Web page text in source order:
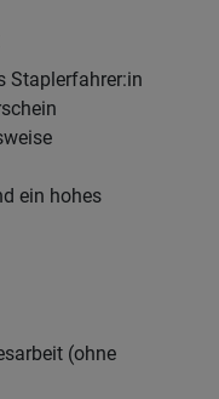
Staplerfahrer:in
ein hohes
(ohne